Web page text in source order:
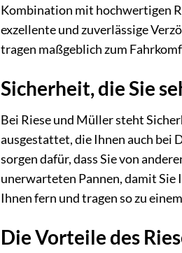
Kombination mit hochwertigen
exzellente und zuverlässige
tragen maßgeblich zum
Sicherheit, die Sie
Bei Riese und Müller steht
ausgestattet, die Ihnen auch bei
sorgen dafür, dass Sie von
unerwarteten Pannen, damit Sie
Ihnen fern und tragen so zu
Die Vorteile des